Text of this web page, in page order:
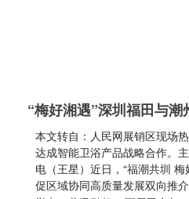
“梅好湘遇”深圳福田与
本文转自：人民网展销区现场
达成智能卫浴产品战略合作。
电（王星）近日，“福潮共圳
促区域协同高质量发展双向推